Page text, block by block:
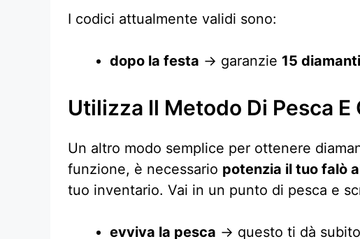
I codici attualmente validi sono:
dopo la festa → garanzie 15 diamanti
Utilizza Il Metodo Di Pesca
Un altro modo semplice per ottenere
funzione, è necessario potenzia il tuo falò
tuo inventario. Vai in un punto di pesca e
evviva la pesca → questo ti dà